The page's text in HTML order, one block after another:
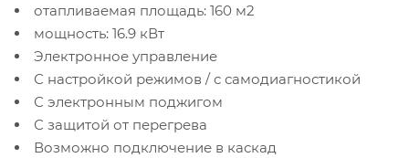
отапливаемая площадь: 160 м2
мощность: 16.9 кВт
Электронное управление
С настройкой режимов / с самодиагностикой
С электронным поджигом
С защитой от перегрева
Возможно подключение в каскад